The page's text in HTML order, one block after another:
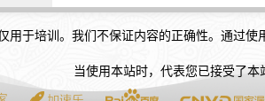
用于培训。我们不保证内容的正确性。通过
当使用本站时，代表您已接受了本